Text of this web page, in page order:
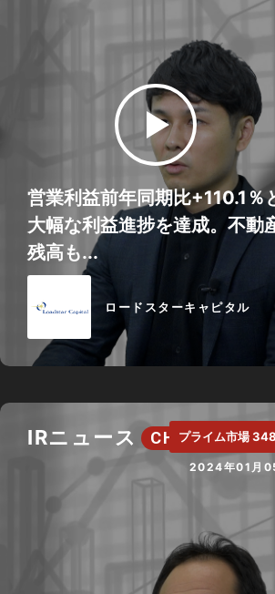
ロードスターキャピタル
営業利益前年同期比+110.1％
大幅な利益進捗を達成。不動
残高も...
IRニュース CH.プライム市場
2024年01月